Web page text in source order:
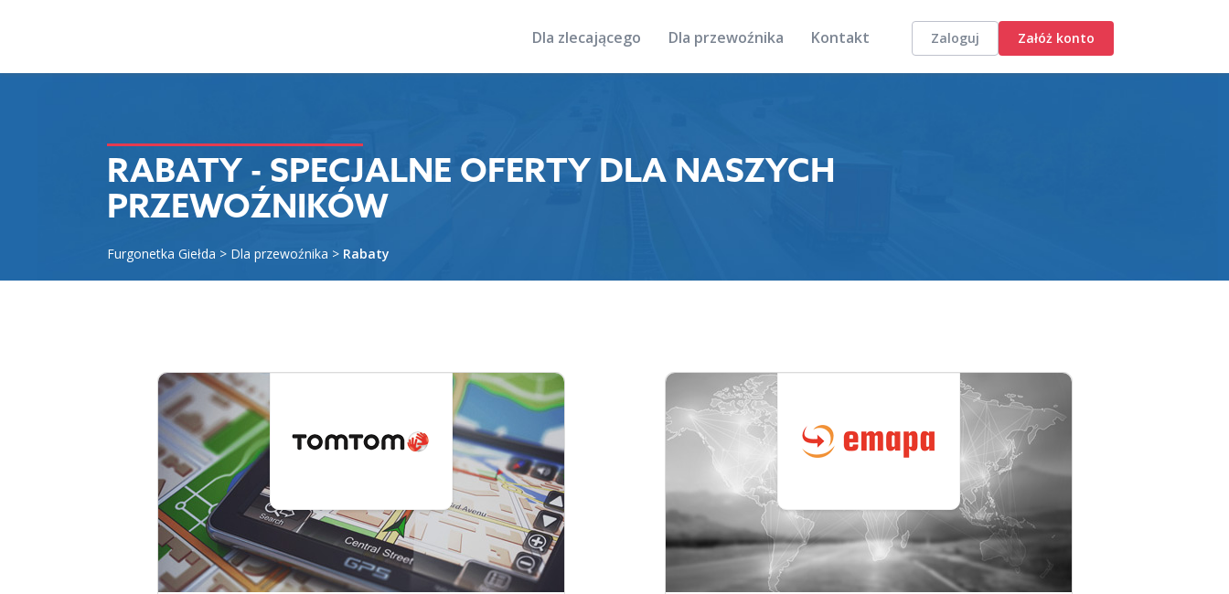
Dla zlecającego Dla przewoźnika Kontakt Zaloguj Załóż konto
RABATY - SPECJALNE OFERTY DLA NASZYCH
PRZEWOŹNIKÓW
Furgonetka Giełda > Dla przewoźnika > Rabaty